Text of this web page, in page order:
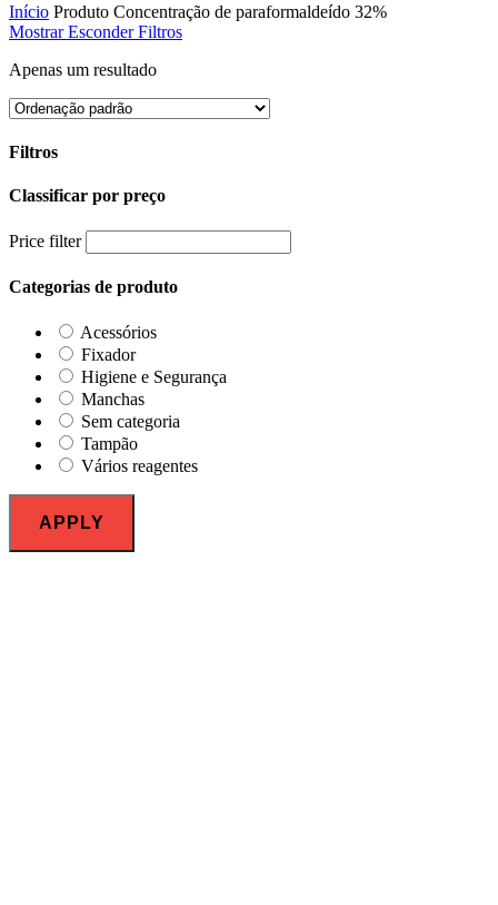
Início Produto Concentração de paraformaldeído 32%
Mostrar Esconder Filtros
Apenas um resultado
Filtros
Close
Classificar por preço
Price filter
Categorias de produto
Acessórios
Fixador
Higiene e Segurança
Manchas
Sem categoria
Tampão
Vários reagentes
APPLY